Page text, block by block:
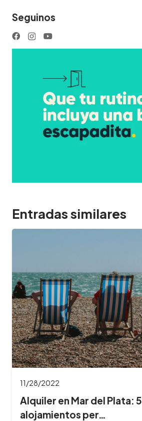
Seguinos
Entradas similares
11/28/2022
Alquiler en Mar del Plata: 5
alojamientos per…